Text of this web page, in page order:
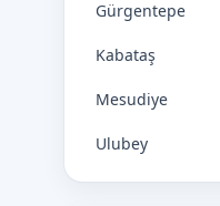
Gürgentepe
Kabataş
Mesudiye
Ulubey